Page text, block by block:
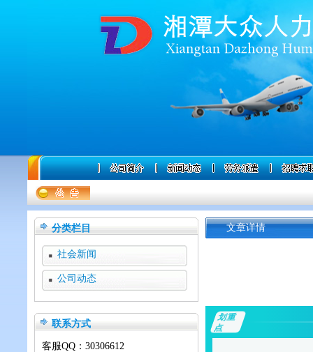
分类栏目
社会新闻
公司动态
联系方式
客服QQ： 30306612
文章详情
划重
点